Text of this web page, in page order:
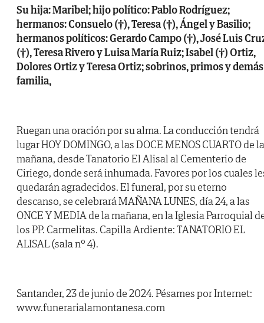
Su hija: Maribel; hijo político: Pablo Rodríguez;
hermanos: Consuelo (†), Teresa (†), Ángel y Basilio;
hermanos políticos: Gerardo Campo (†), José Luis
(†), Teresa Rivero y Luisa María Ruiz; Isabel (†) Ortiz,
Dolores Ortiz y Teresa Ortiz; sobrinos, primos y demás
familia,
Ruegan una oración por su alma. La conducción tendrá
lugar HOY DOMINGO, a las DOCE MENOS CUARTO de la
mañana, desde Tanatorio El Alisal al Cementerio de
Ciriego, donde será inhumada. Favores por los cuales
quedarán agradecidos. El funeral, por su eterno
descanso, se celebrará MAÑANA LUNES, día 24, a las
ONCE Y MEDIA de la mañana, en la Iglesia Parroquial
los PP. Carmelitas. Capilla Ardiente: TANATORIO EL
ALISAL (sala nº 4).
Santander, 23 de junio de 2024. Pésames por Internet:
www.funerarialamontanesa.com